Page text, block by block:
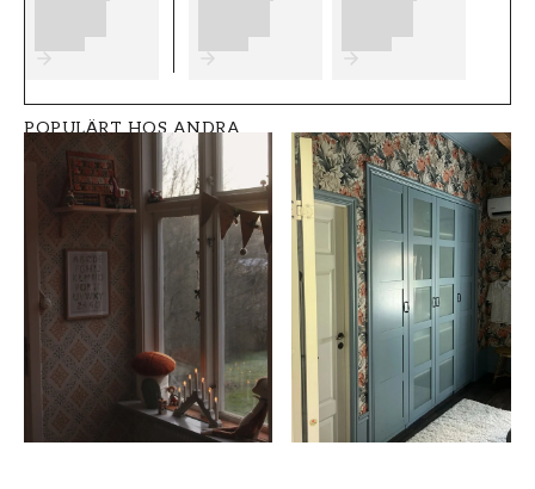
Snickerifärg - Inomhus W6 Balett (0.68L)
Trappfärg - Inomhus - W6 Balett (0.9L): 359 kr
Bruten snickerifärg för takträpanel - W6 Balett (0.68L)
395 kr
Väggfärg - Inomhus - W6 Balett (2.7L):
695 kr
Golvfärg - Inomhus - W6 Balett (2.7L): 949 kr
POPULÄRT HOS ANDRA